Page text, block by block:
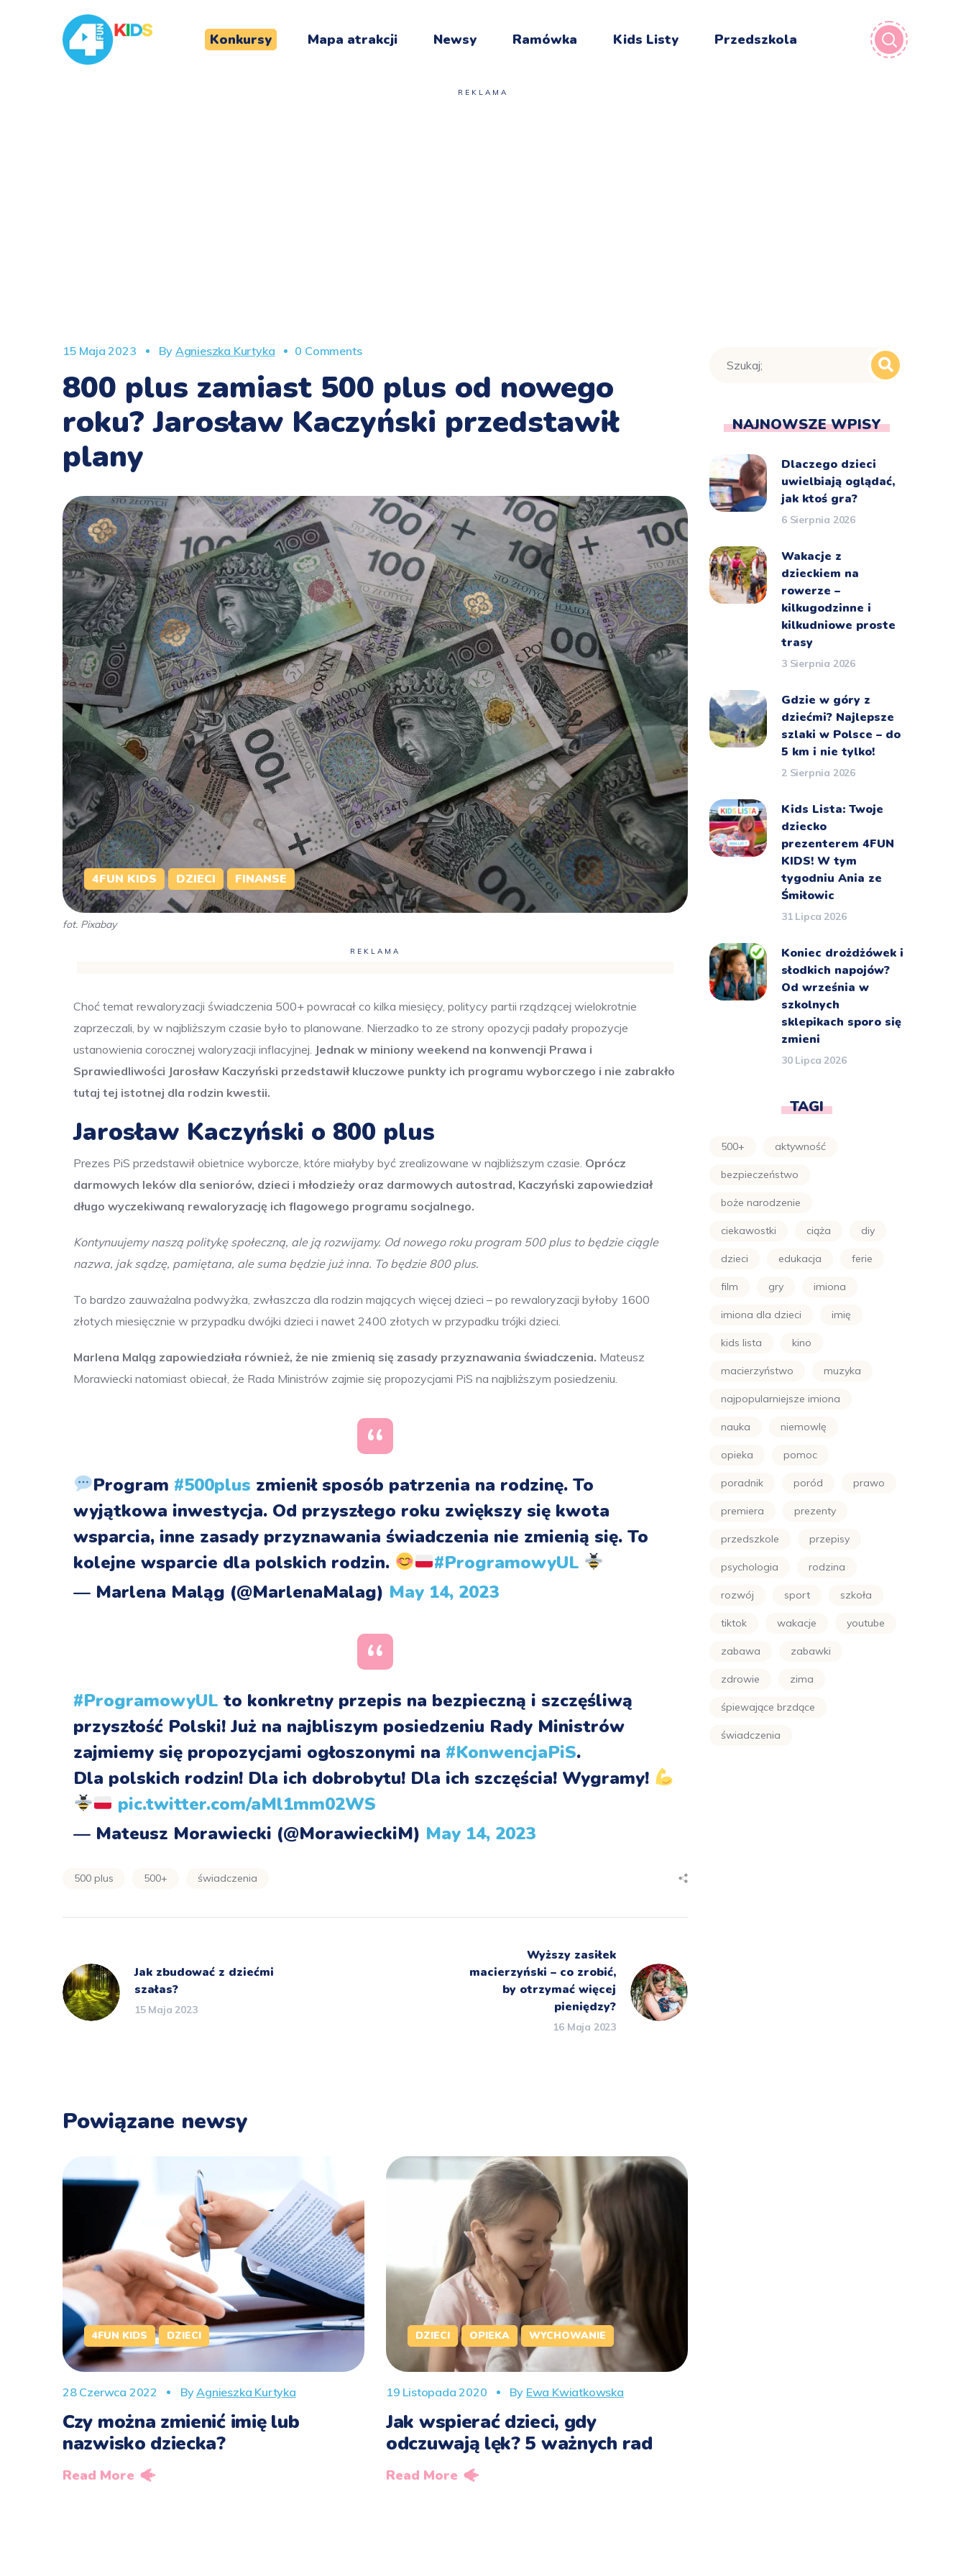
Konkursy Mapa atrakcji Newsy Ramówka Kids Listy Przedszkola
REKLAMA
15 Maja 2023 By Agnieszka Kurtyka 0 Comments
800 plus zamiast 500 plus od nowego
roku? Jarosław Kaczyński przedstawił
plany
fot. Pixabay
4FUN KIDS DZIECI FINANSE
REKLAMA
Choć temat rewaloryzacji świadczenia 500+ powracał co kilka miesięcy, politycy partii rządzącej wielokrotnie
zaprzeczali, by w najbliższym czasie było to planowane. Nierzadko to ze strony opozycji padały propozycje
ustanowienia corocznej waloryzacji inflacyjnej. Jednak w miniony weekend na konwencji Prawa i
Sprawiedliwości Jarosław Kaczyński przedstawił kluczowe punkty ich programu wyborczego i nie zabrakło
tutaj tej istotnej dla rodzin kwestii.
Jarosław Kaczyński o 800 plus
Prezes PiS przedstawił obietnice wyborcze, które miałyby być zrealizowane w najbliższym czasie. Oprócz
darmowych leków dla seniorów, dzieci i młodzieży oraz darmowych autostrad, Kaczyński zapowiedział
długo wyczekiwaną rewaloryzację ich flagowego programu socjalnego.
Kontynuujemy naszą politykę społeczną, ale ją rozwijamy. Od nowego roku program 500 plus to będzie ciągle
nazwa, jak sądzę, pamiętana, ale suma będzie już inna. To będzie 800 plus.
To bardzo zauważalna podwyżka, zwłaszcza dla rodzin mających więcej dzieci – po rewaloryzacji byłoby 1600
złotych miesięcznie w przypadku dwójki dzieci i nawet 2400 złotych w przypadku trójki dzieci.
Marlena Maląg zapowiedziała również, że nie zmienią się zasady przyznawania świadczenia. Mateusz
Morawiecki natomiast obiecał, że Rada Ministrów zajmie się propozycjami PiS na najbliższym posiedzeniu.
Program #500plus zmienił sposób patrzenia na rodzinę. To
wyjątkowa inwestycja. Od przyszłego roku zwiększy się kwota
wsparcia, inne zasady przyznawania świadczenia nie zmienią się. To
kolejne wsparcie dla polskich rodzin.
#ProgramowyUL
— Marlena Maląg (@MarlenaMalag) May 14, 2023
#ProgramowyUL to konkretny przepis na bezpieczną i szczęśliwą
przyszłość Polski! Już na najbliszym posiedzeniu Rady Ministrów
zajmiemy się propozycjami ogłoszonymi na #KonwencjaPiS.
Dla polskich rodzin! Dla ich dobrobytu! Dla ich szczęścia! Wygramy!
pic.twitter.com/aMl1mm02WS
— Mateusz Morawiecki (@MorawieckiM) May 14, 2023
500 plus 500+ świadczenia
Jak zbudować z dziećmi
szałas?
15 Maja 2023
Wyższy zasiłek
macierzyński – co zrobić,
by otrzymać więcej
pieniędzy?
16 Maja 2023
Powiązane newsy
4FUN KIDS DZIECI
28 Czerwca 2022 ByAgnieszka Kurtyka
Czy można zmienić imię lub
nazwisko dziecka?
Read More
DZIECI OPIEKA WYCHOWANIE
19 Listopada 2020 By Ewa Kwiatkowska
Jak wspierać dzieci, gdy
odczuwają lęk? 5 ważnych rad
Read More
NAJNOWSZE WPISY
Dlaczego dzieci
uwielbiają oglądać,
jak ktoś gra?
6 Sierpnia 2026
Wakacje z
dzieckiem na
rowerze –
kilkugodzinne i
kilkudniowe proste
trasy
3 Sierpnia 2026
Gdzie w góry z
dziećmi? Najlepsze
szlaki w Polsce – do
5 km i nie tylko!
2 Sierpnia 2026
Kids Lista: Twoje
dziecko
prezenterem 4FUN
KIDS! W tym
tygodniu Ania ze
Śmiłowic
31 Lipca 2026
Koniec drożdżówek i
słodkich napojów?
Od września w
szkolnych
sklepikach sporo się
zmieni
30 Lipca 2026
TAGI
500+ aktywność
bezpieczeństwo
boże narodzenie
ciekawostki ciąża diy
dzieci edukacja ferie
film gry imiona
imiona dla dzieci imię
kids lista kino
macierzyństwo muzyka
najpopularniejsze imiona
nauka niemowlę
opieka pomoc
poradnik poród prawo
premiera prezenty
przedszkole przepisy
psychologia rodzina
rozwój sport szkoła
tiktok wakacje youtube
zabawa zabawki
zdrowie zima
śpiewające brzdące
świadczenia